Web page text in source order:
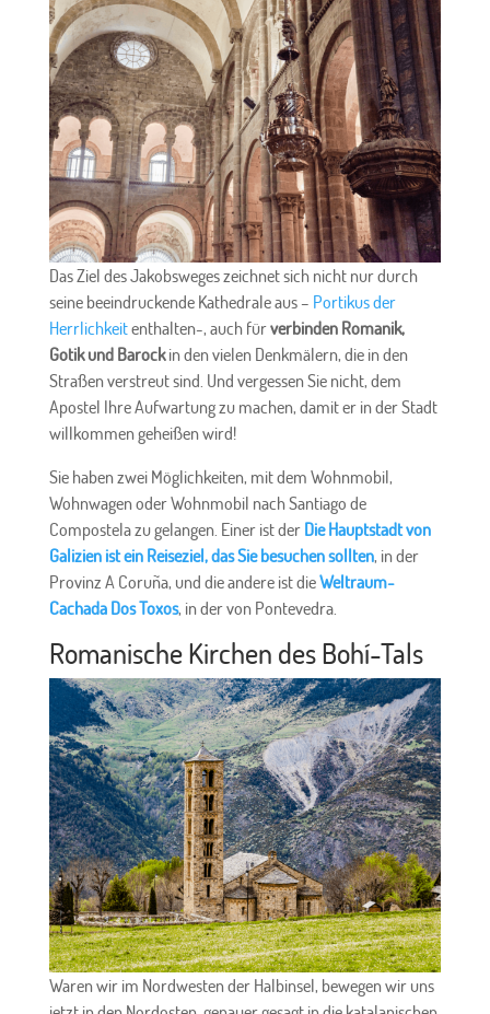
Das Ziel des Jakobsweges zeichnet sich nicht nur durch
seine beeindruckende Kathedrale aus – Portikus der
Herrlichkeitenthalten-, auch fürverbinden Romanik,
Gotik und Barockin den vielen Denkmälern, die in den
Straßen verstreut sind. Und vergessen Sie nicht, dem
Apostel Ihre Aufwartung zu machen, damit er in der Stadt
willkommen geheißen wird!
Sie haben zwei Möglichkeiten, mit dem Wohnmobil,
Wohnwagen oder Wohnmobil nach Santiago de
Compostela zu gelangen. Einer ist der Die Hauptstadt von
Galizien ist ein Reiseziel, das Sie besuchen sollten, in der
Provinz A Coruña, und die andere ist dieWeltraum-
Cachada Dos Toxos, in der von Pontevedra.
Romanische Kirchen des Bohí-Tals
Waren wir im Nordwesten der Halbinsel, bewegen wir uns